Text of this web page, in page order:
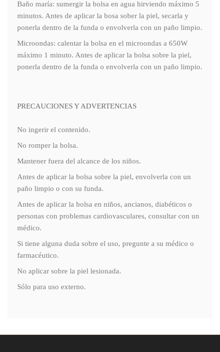
Baño maría: sumergir la bolsa en agua hirviendo máximo 5
minutos. Antes de aplicar la bosa sober la piel, secarla y
ponerla dentro de la funda o envolverla con un paño limpio.
Microondas: calentar la bolsa en el microondas a 650W
máximo 1 minuto. Antes de aplicar la bolsa sobre la piel,
ponerla dentro de la funda o envolverla con un paño limpio.
PRECAUCIONES Y ADVERTENCIAS
No ingerir el contenido.
No romper la bolsa.
Mantener fuera del alcance de los niños.
Antes de aplicar la bolsa sobre la piel, envolverla con un
paño limpio o con su funda.
Antes de aplicar la bolsa en niños, ancianos, diabéticos o
personas con problemas cardiovasculares, consultar con un
médico.
Si tiene alguna duda sobre el uso, pregunte a su médico o
farmacéutico.
No aplicar sobre la piel lesionada.
Sólo para uso externo.